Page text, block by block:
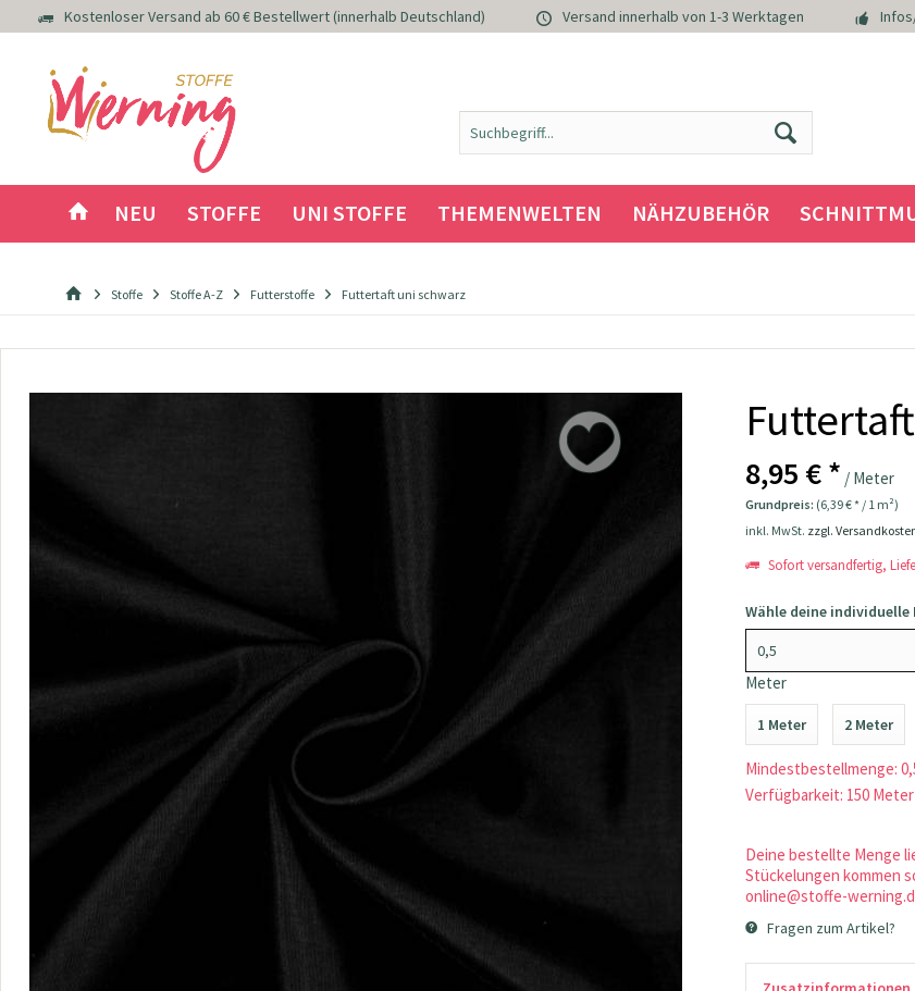
Kostenloser Versand ab 60 € Bestellwert (innerhalb Deutschland) Versand innerhalb von 1-3 Werktagen
NEU STOFFE UNI STOFFE THEMENWELTEN NÄHZUBEHÖR
Stoffe Stoffe A-Z Futterstoffe Futtertaft uni schwarz
8,95 € * / Meter
Grundpreis: (6,39 € * / 1 m²)
inkl. MwSt. zzgl.
Sofort versandfertig,
Wähle deine individuelle
Meter
1 Meter 2 Meter
Mindestbestellmenge:
Verfügbarkeit: 150 Meter
Deine bestellte Menge
Stückelungen kommen
online@stoffe-
Fragen zum Artikel?